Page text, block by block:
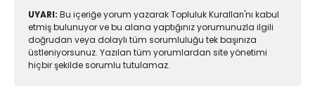
UYARI: Bu içeriğe yorum yazarak Topluluk Kuralları'nı kabul
etmiş bulunuyor ve bu alana yaptığınız yorumunuzla ilgili
doğrudan veya dolaylı tüm sorumluluğu tek başınıza
üstleniyorsunuz. Yazılan tüm yorumlardan site yönetimi
hiçbir şekilde sorumlu tutulamaz.